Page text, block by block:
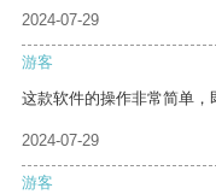
2024-07-29
游客
这款软件的操作非常简单，
2024-07-29
游客